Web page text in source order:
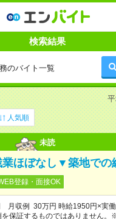
検索結果
のバイト一覧
人気順
未読
業ほぼなし▼築地での
登録・面接OK
月収例 30万円 時給1950円×実
保証するものではありません。